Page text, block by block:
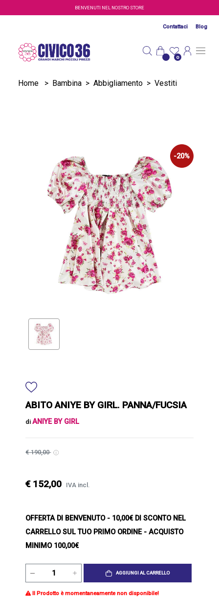
Salta al contenuto principaleBENVENUTI NEL NOSTRO STORE
Contattaci Blog
0
Home > Bambina > Abbigliamento > Vestiti
-20%
ABITO ANIYE BY GIRL. PANNA/FUCSIA
diANIYE BY GIRL
€ 190,00
€ 152,00 IVA incl.
OFFERTA DI BENVENUTO- 10,00€ DI SCONTO NEL
CARRELLO SUL TUO PRIMO ORDINE - ACQUISTO
MINIMO 100,00€
AGGIUNGI AL CARRELLO
Il Prodotto è momentaneamente non disponibile!